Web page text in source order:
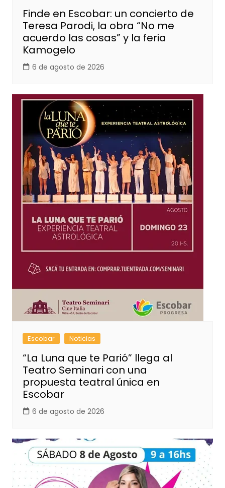
Finde en Escobar: un concierto de
Teresa Parodi, la obra “No me
acuerdo las cosas” y la feria
Kamogelo
6 de agosto de 2026
Escobar Noticias
“La Luna que te Parió” llega al
Teatro Seminari con una
propuesta teatral única en
Escobar
6 de agosto de 2026